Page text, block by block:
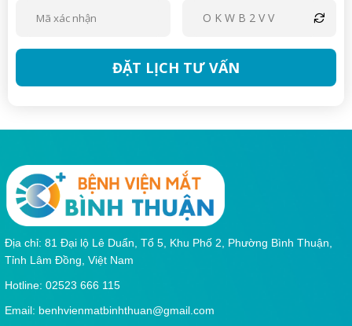
OKWB2VV
ĐẶT LỊCH TƯ VẤN
Địa chỉ: 81 Đại lộ Lê Duẩn, Tổ 5, Khu Phố 2, Phường Bình Thuận,
Tỉnh Lâm Đồng, Việt Nam
Hotline: 02523 666 115
Email: benhvienmatbinhthuan@gmail.com